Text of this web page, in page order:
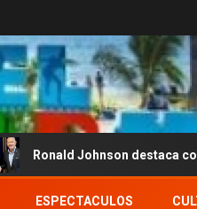
destaca cooperación
ESPECTACULOS